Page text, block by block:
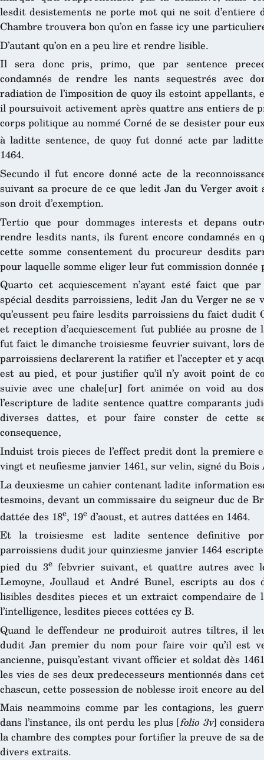
lesdit desistements ne porte mot qui ne soit d’entiere
Chambre trouvera bon qu’on en fasse icy une
D’autant qu’on en a peu lire et rendre lisible.
Il sera donc pris, primo, que par sentence
condamnés de rendre les nants sequestrés avec
radiation de l’imposition de quoy ils estoint appellants,
il poursuivoit activement après quattre ans entiers de
corps politique au nommé Corné de se desister pour
à laditte sentence, de quoy fut donné acte par
1464.
Secundo il fut encore donné acte de la
suivant sa procure de ce que ledit Jan du Verger avoit
son droit d’exemption.
Tertio que pour dommages interests et depans
rendre lesdits nants, ils furent encore condamnés en
cette somme consentement du procureur desdits
pour laquelle somme eliger leur fut commission
Quarto cet acquiescement n’ayant esté faict que
spécial desdits parroissiens, ledit Jan du Verger ne se
qu’eussent peu faire lesdits parroissiens du faict
et reception d’acquiescement fut publiée au prosne
fut faict le dimanche troisiesme feuvrier suivant, lors
parroissiens declarerent la ratifier et l’accepter et y
est au pied, et pour justifier qu’il n’y avoit point de
suivie avec une chale[ur] fort animée on void au
l’escripture de ladite sentence quattre comparants
diverses dattes, et pour faire conster de cette
consequence,
Induist trois pieces de l’effect predit dont la premiere
vingt et neufiesme janvier 1461, sur velin, signé du Bois
La deuxiesme un cahier contenant ladite information
tesmoins, devant un commissaire du seigneur duc de
dattée des 18e, 19e d’aoust, et autres dattées en 1464.
Et la troisiesme est ladite sentence definitive
parroissiens dudit jour quinziesme janvier 1464
pied du 3efebvrier suivant, et quattre autres avec
Lemoyne, Joullaud et André Bunel, escripts au dos
lisibles desdites pieces et un extraict compendaire
l’intelligence, lesdites pieces cottées cy B.
Quand le deffendeur ne produiroit autres tiltres, il
dudit Jan premier du nom pour faire voir qu’il est
ancienne, puisqu’estant vivant officier et soldat dès
les vies de ses deux predecesseurs mentionnés dans
chascun, cette possession de noblesse iroit encore au
Mais neammoins comme par les contagions, les
dans l’instance, ils ont perdu les plus [folio 3v]
la chambre des comptes pour fortifier la preuve de sa
divers extraits.